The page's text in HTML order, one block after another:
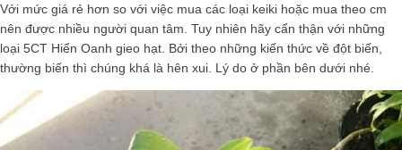
Với mức giá rẻ hơn so với việc mua các loại keiki hoặc mua theo cm
nên được nhiều người quan tâm. Tuy nhiên hãy cẩn thận với những
loại 5CT Hiển Oanh gieo hạt. Bởi theo những kiến thức về đột biến,
thường biến thì chúng khá là hên xui. Lý do ở phần bên dưới nhé.